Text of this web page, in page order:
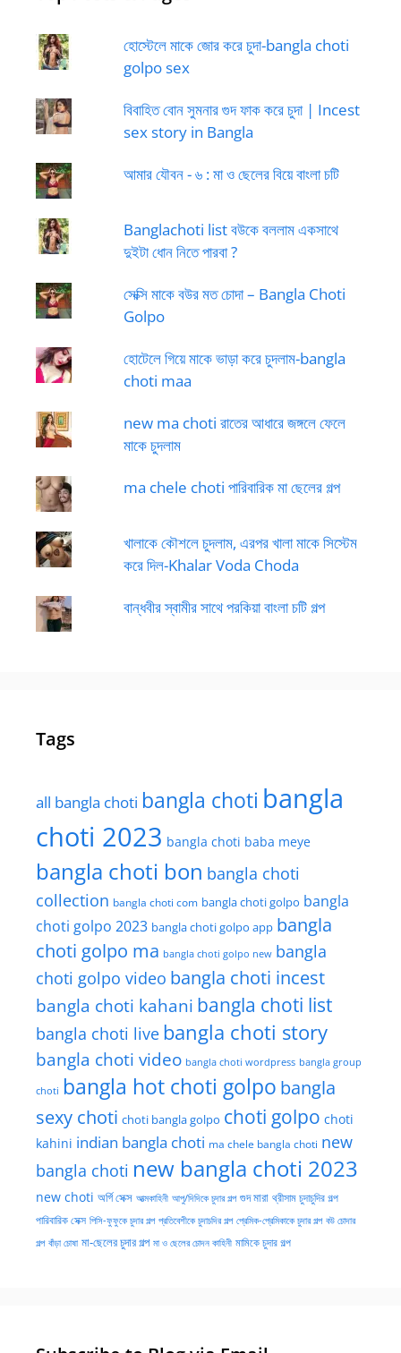
হোস্টেলে মাকে জোর করে চুদা-bangla choti
golpo sex
বিবাহিত বোন সুমনার গুদ ফাক করে চুদা | Incest
sex story in Bangla
আমার যৌবন - ৬ : মা ও ছেলের বিয়ে বাংলা চটি
Banglachoti list বউকে বললাম একসাথে
দুইটা ধোন নিতে পারবা ?
সেক্সি মাকে বউর মত চোদা – Bangla Choti
Golpo
হোটেলে গিয়ে মাকে ভাড়া করে চুদলাম-bangla
choti maa
new ma choti রাতের আধারে জঙ্গলে ফেলে
মাকে চুদলাম
ma chele choti পারিবারিক মা ছেলের গল্প
খালাকে কৌশলে চুদলাম, এরপর খালা মাকে সিস্টেম
করে দিল-Khalar Voda Choda
বান্ধবীর স্বামীর সাথে পরকিয়া বাংলা চটি গল্প
Tags
all bangla choti bangla choti bangla
choti 2023 bangla choti baba meye
bangla choti bon bangla choti
collection bangla choti com bangla choti golpo bangla
choti golpo 2023 bangla choti golpo app bangla
choti golpo ma bangla choti golpo new bangla
choti golpo video bangla choti incest
bangla choti kahani bangla choti list
bangla choti live bangla choti story
bangla choti video bangla choti wordpress bangla group
choti bangla hot choti golpo bangla
sexy choti choti bangla golpo choti golpo choti
kahini indian bangla choti ma chele bangla choti new
bangla choti new bangla choti 2023
new choti অর্গি সেক্স আত্মকাহিনী আপু/দিদিকে চুদার গল্প গুদ মারা থ্রীসাম চুদাচুদির গল্প
পারিবারিক সেক্স পিসি-ফুফুকে চুদার গল্প প্রতিবেশীকে চুদাচদির গল্প প্রেমিক-প্রেমিকাকে চুদার গল্প বউ চোদার
গল্প বাঁড়া চোষা মা-ছেলের চুদার গল্প মা ও ছেলের চোদন কাহিনী মামিকে চুদার গল্প